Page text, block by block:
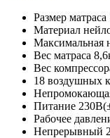
Размер
Материал
Максимальная
Вес матраса
Вес
18 воздушных
Питание
Рабочее
Непрерывный